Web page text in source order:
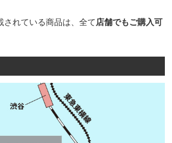
されている商品は、全て店舗でもご購入可